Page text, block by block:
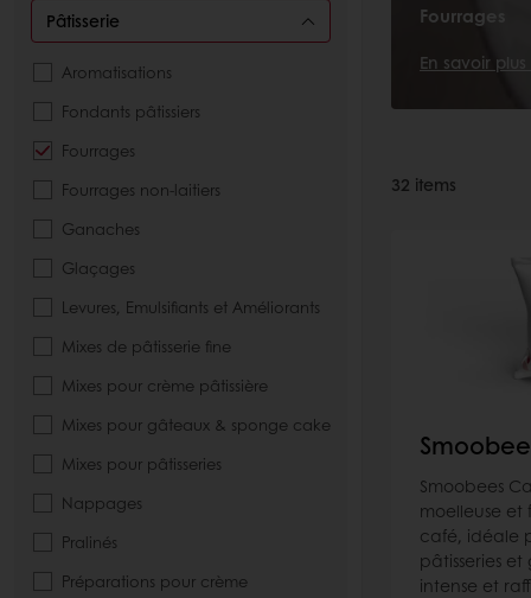
Pâtisserie
Aromatisations
Fondants pâtissiers
Fourrages
Fourrages non-laitiers
Ganaches
Glaçages
Levures, Emulsifiants et Améliorants
Mixes de pâtisserie fine
Mixes pour crème pâtissière
Mixes pour gâteaux & sponge cake
Mixes pour pâtisseries
Nappages
Pralinés
Préparations pour crème
Fourrages
En savoir
32 items
Smoobees
moelleuse
café, idéale
pâtisseries
intense et